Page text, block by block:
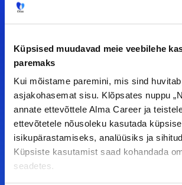
Küpsised muudavad meie veebilehe
paremaks
Kui mõistame paremini, mis sind
asjakohasemat sisu. Klõpsates nuppu
annate ettevõttele Alma Career ja
ettevõtetele nõusoleku kasutada
isikupärastamiseks, analüüsiks ja
Küpsiste kasutamist saad kohandada
seadetes.
Tööelublogi.ee lehelt leiad kõik
kursis tööturu uudistega.
ettepanekuid erinevate teemade
teha koostööd, siis võta meiega
F
I
L